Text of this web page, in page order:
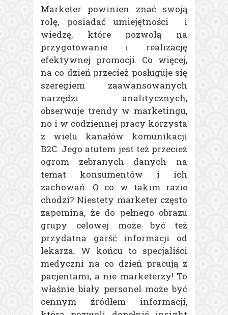
Marketer powinien znać swoją
rolę, posiadać umiejętności i
wiedzę, które pozwolą na
przygotowanie i realizację
efektywnej promocji. Co więcej,
na co dzień przecież posługuje się
szeregiem zaawansowanych
narzędzi analitycznych,
obserwuje trendy w marketingu,
no i w codziennej pracy korzysta
z wielu kanałów komunikacji
B2C. Jego atutem jest też przecież
ogrom zebranych danych na
temat konsumentów i ich
zachowań. O co w takim razie
chodzi? Niestety marketer często
zapomina, że do pełnego obrazu
grupy celowej może być też
przydatna garść informacji od
lekarza. W końcu to specjaliści
medyczni na co dzień pracują z
pacjentami, a nie marketerzy! To
właśnie biały personel może być
cennym źródłem informacji,